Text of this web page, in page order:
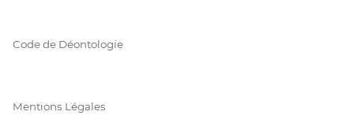
Code de Déontologie
Mentions Légales